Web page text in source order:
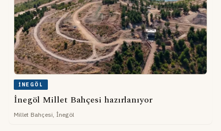
İNEGÖL
İnegöl Millet Bahçesi hazırlanıyor
Millet Bahçesi, İnegöl